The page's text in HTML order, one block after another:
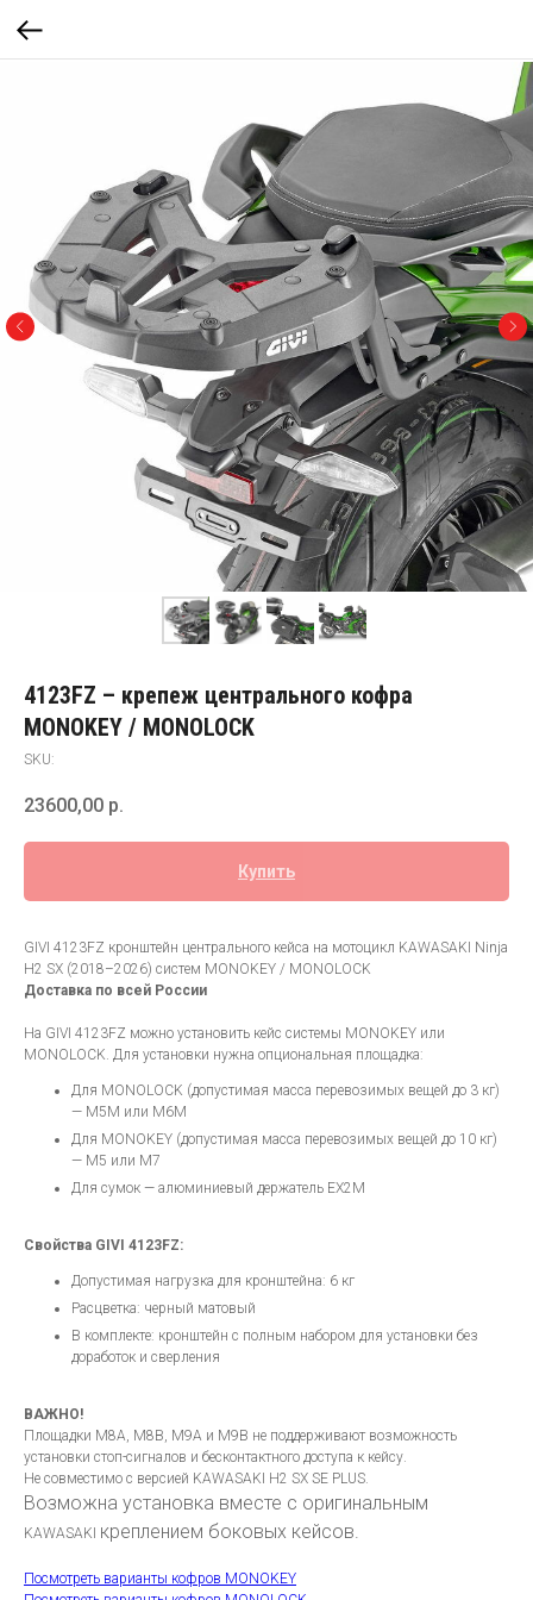
4123FZ – крепеж центрального кофра
MONOKEY / MONOLOCK
SKU:
23600,00 р.
Купить
GIVI 4123FZ кронштейн центрального кейса на мотоцикл KAWASAKI Ninja
H2 SX (2018–2026) систем MONOKEY / MONOLOCK
Доставка по всей России
На GIVI 4123FZ можно установить кейс системы MONOKEY или
MONOLOCK. Для установки нужна опциональная площадка:
Для MONOLOCK (допустимая масса перевозимых вещей до 3 кг)
— M5M или M6M
Для MONOKEY (допустимая масса перевозимых вещей до 10 кг)
— M5 или M7
Для сумок — алюминиевый держатель EX2M
Свойства GIVI 4123FZ:
Допустимая нагрузка для кронштейна: 6 кг
Расцветка: черный матовый
В комплекте: кронштейн с полным набором для установки без
доработок и сверления
ВАЖНО!
Площадки M8A, M8B, M9A и M9B не поддерживают возможность
установки стоп-сигналов и бесконтактного доступа к кейсу.
Не совместимо с версией KAWASAKI H2 SX SE PLUS.
Возможна установка вместе с оригинальным
KAWASAKI креплением боковых кейсов.
Посмотреть варианты кофров MONOKEY